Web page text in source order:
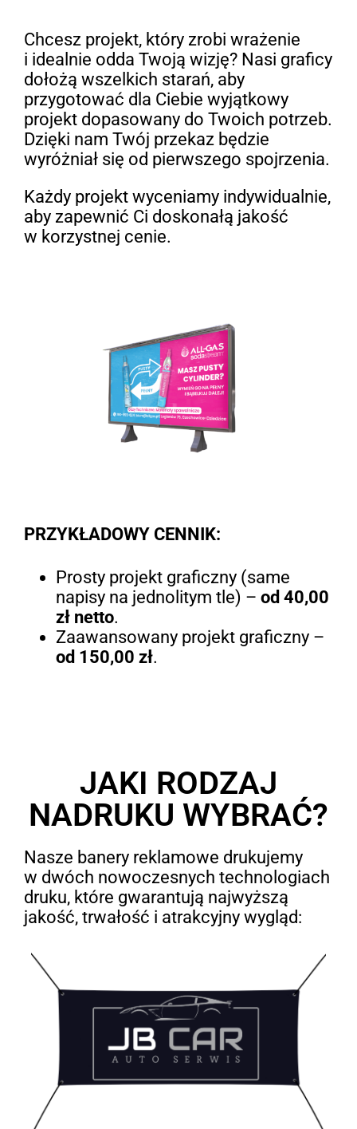
Chcesz projekt, który zrobi wrażenie
i idealnie odda Twoją wizję? Nasi graficy
dołożą wszelkich starań, aby
przygotować dla Ciebie wyjątkowy
projekt dopasowany do Twoich potrzeb.
Dzięki nam Twój przekaz będzie
wyróżniał się od pierwszego spojrzenia.
Każdy projekt wyceniamy indywidualnie,
aby zapewnić Ci doskonałą jakość
w korzystnej cenie.
PRZYKŁADOWY CENNIK:
Prosty projekt graficzny (same
napisy na jednolitym tle) – od 40,00
zł netto.
Zaawansowany projekt graficzny –
od 150,00 zł.
JAKI RODZAJ
NADRUKU WYBRAĆ?
Nasze banery reklamowe drukujemy
w dwóch nowoczesnych technologiach
druku, które gwarantują najwyższą
jakość, trwałość i atrakcyjny wygląd: